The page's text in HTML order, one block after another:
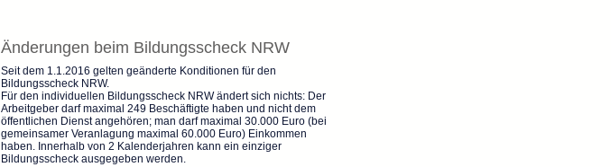
Änderungen beim Bildungsscheck NRW
Seit dem 1.1.2016 gelten geänderte Konditionen für den
Bildungsscheck NRW.
Für den individuellen Bildungsscheck NRW ändert sich nichts: Der
Arbeitgeber darf maximal 249 Beschäftigte haben und nicht dem
öffentlichen Dienst angehören; man darf maximal 30.000 Euro (bei
gemeinsamer Veranlagung maximal 60.000 Euro) Einkommen
haben. Innerhalb von 2 Kalenderjahren kann ein einziger
Bildungsscheck ausgegeben werden.